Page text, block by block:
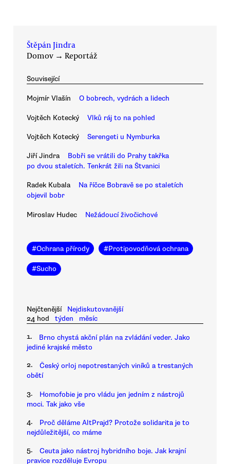
Štěpán Jindra
Domov → Reportáž
Související
Mojmír Vlašín O bobrech, vydrách a lidech
Vojtěch Kotecký Vlků ráj to na pohled
Vojtěch Kotecký Serengeti u Nymburka
Jiří Jindra
Bobři se vrátili do Prahy takřka
po dvou staletích. Tenkrát žili na Štvanici
Radek Kubala
Na říčce Bobravě se po staletích
objevil bobr
Miroslav Hudec Nežádoucí živočichové
#Ochrana přírody #Protipovodňová ochrana
#Sucho
Nejčtenější
Nejdiskutovanější
24 hod
týden měsíc
1.
Brno chystá akční plán na zvládání veder. Jako
jediné krajské město
2.
Český orloj nepotrestaných viníků a trestaných
obětí
3.
Homofobie je pro vládu jen jedním z nástrojů
moci. Tak jako vše
4.
Proč děláme AltPrajd? Protože solidarita je to
nejdůležitější, co máme
5.
Ceuta jako nástroj hybridního boje. Jak krajní
pravice rozděluje Evropu